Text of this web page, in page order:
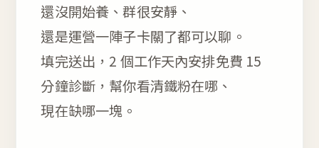
還沒開始養、群很安靜、
還是運營一陣子卡關了都可以聊。
填完送出，2 個工作天內安排免費 15
分鐘診斷，幫你看清鐵粉在哪、
現在缺哪一塊。